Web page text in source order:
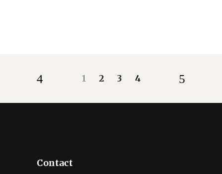
1 2 3 4
Contact